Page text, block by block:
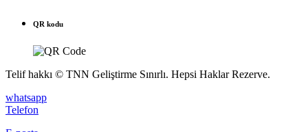
QR kodu
Telif hakkı © TNN Geliştirme Sınırlı. Hepsi Haklar Rezerve.
whatsapp
Telefon